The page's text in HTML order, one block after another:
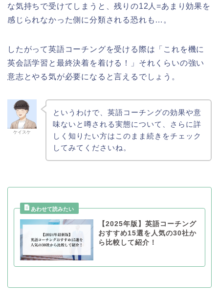
な気持ちで受けてしまうと、残りの12人=あまり効果を
感じられなかった側に分類される恐れも…。
したがって英語コーチングを受ける際は「これを機に
英会話学習と最終決着を着ける！」それくらいの強い
意志とやる気が必要になると言えるでしょう。
ケイスケ
というわけで、英語コーチングの効果や意
味ないと噂される実態について、さらに詳
しく知りたい方はこのまま続きをチェック
してみてくださいね。
【2025年版】英語コーチング
おすすめ15選を人気の30社か
ら比較して紹介！